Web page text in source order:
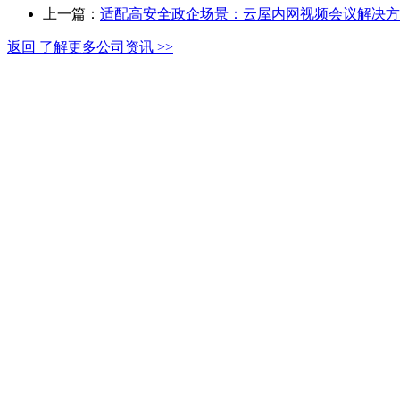
上一篇： 适配高安全政企场景：云屋内网视频会议解决
返回 了解更多公司资讯 >>